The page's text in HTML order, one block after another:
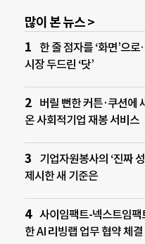
많이 본 뉴스 >
한 줄 점자를 ‘화면’으
시장 두드린 ‘닷’
버릴 뻔한 커튼·쿠션에
온 사회적기업 재봉 서비스
기업자원봉사의 ‘진짜
제시한 새 기준은
사이임팩트-넥스트임팩
한 AI 리빙랩 업무 협약 체결